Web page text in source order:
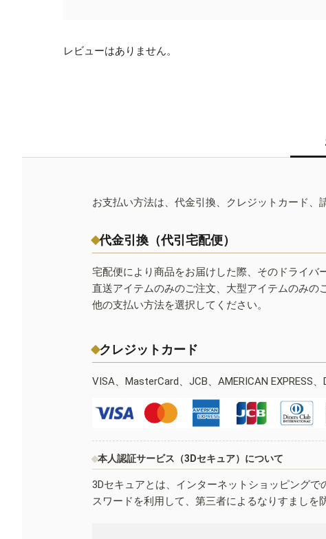
レビューはありません。
お支払い方法は、代金引換、クレジットカード、
代金引換（代引宅配便）
宅配便により商品をお届けした際、そのドライバ
直送アイテムのみのご注文、大型アイテムのみの
他の支払い方法を選択してください。
クレジットカード
VISA、MasterCard、JCB、AMERICAN EXPRESS
本人認証サービス（3Dセキュア）について
3Dセキュアとは、インターネットショッピング
スワードを利用して、第三者によるなりすましを